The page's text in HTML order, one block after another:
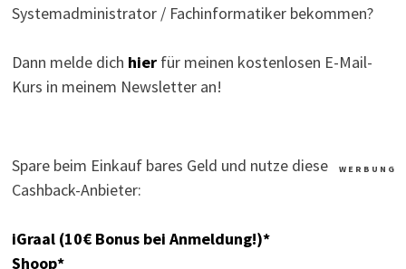
Systemadministrator / Fachinformatiker bekommen?
Dann melde dich hierfür meinen kostenlosen E-Mail-
Kurs in meinem Newsletter an!
W E R B U N G
Spare beim Einkauf bares Geld und nutze diese
Cashback-Anbieter:
iGraal (10€ Bonus bei Anmeldung!)*
Shoop*